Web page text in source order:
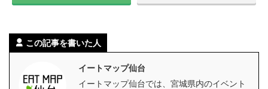
この記事を書いた人
イートマップ仙台
イートマップ仙台では、宮城県内のイベント